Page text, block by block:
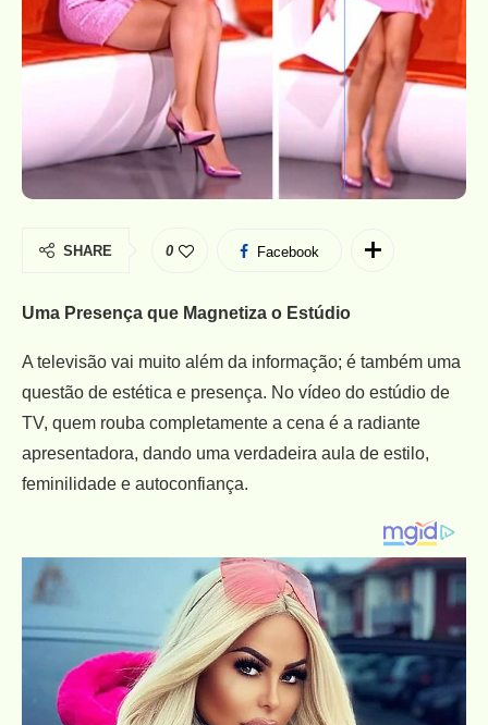
SHARE 0 Facebook
Uma Presença que Magnetiza o Estúdio
A televisão vai muito além da informação; é também uma
questão de estética e presença. No vídeo do estúdio de
TV, quem rouba completamente a cena é a radiante
apresentadora, dando uma verdadeira aula de estilo,
feminilidade e autoconfiança.